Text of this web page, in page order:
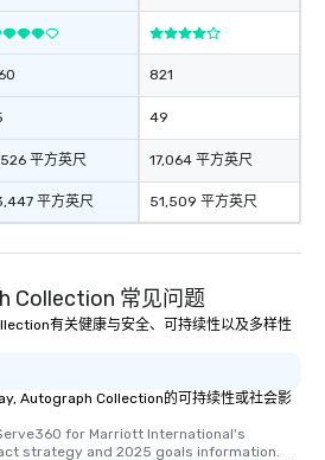
平方英尺
平方英尺
821
49
17,064 平方英尺
51,509 平方英尺
Collection 常见问题
有关健康与安全、可持续性以及多样性
Autograph Collection的可持续性或社会影
for Marriott International's
strategy and 2025 goals information.